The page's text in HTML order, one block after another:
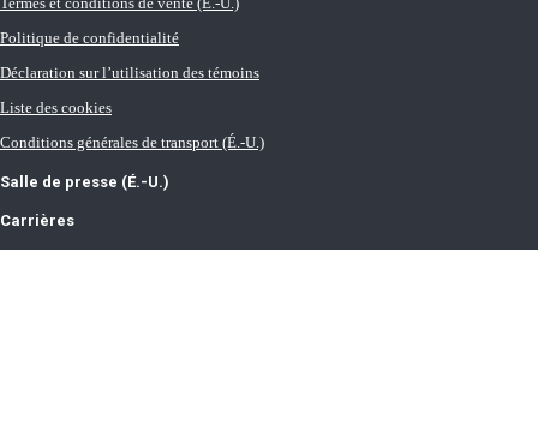
Politique de confidentialité
Déclaration sur l’utilisation des témoins
Liste des cookies
Conditions générales de transport (É.-U.)
Salle de presse (É.-U.)
Carrières